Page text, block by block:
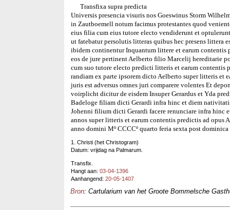
Transfixa supra predicta
Universis presencia visuris nos Goeswinus Storm
in Zautboemell notum facimus protestantes quod
eius filia cum eius tutore electo vendiderunt et
ut fatebatur persolutis litteras quibus hec presens littera
ibidem continentur Inquantum littere et earum contentis
eos de jure pertinent Aelberto filio Marcelij hereditarie
cum suo tutore electo predicti litteris et earum contentis
randiam ex parte ipsorem dicto Aelberto super litteris et
juris est adversus omnes juri comparere volentes Et
voirplicht dicitur de eisdem Insuper Gerardus et Yda
Badeloge filiam dicti Gerardi infra hinc et diem
Johenni filium dicti Gerardi facere renunciare infra
annos super litteris et earum contentis predictis ad
anno domini Mº CCCCº quarto feria sexta post
1. Christi (het Christogram)
Datum: vrijdag na Palmarum.
Transfix.
Hangt aan: 03-04-1396
Aanhangend: 20-05-1407
Bron: Cartularium van het Groote Bommelsche